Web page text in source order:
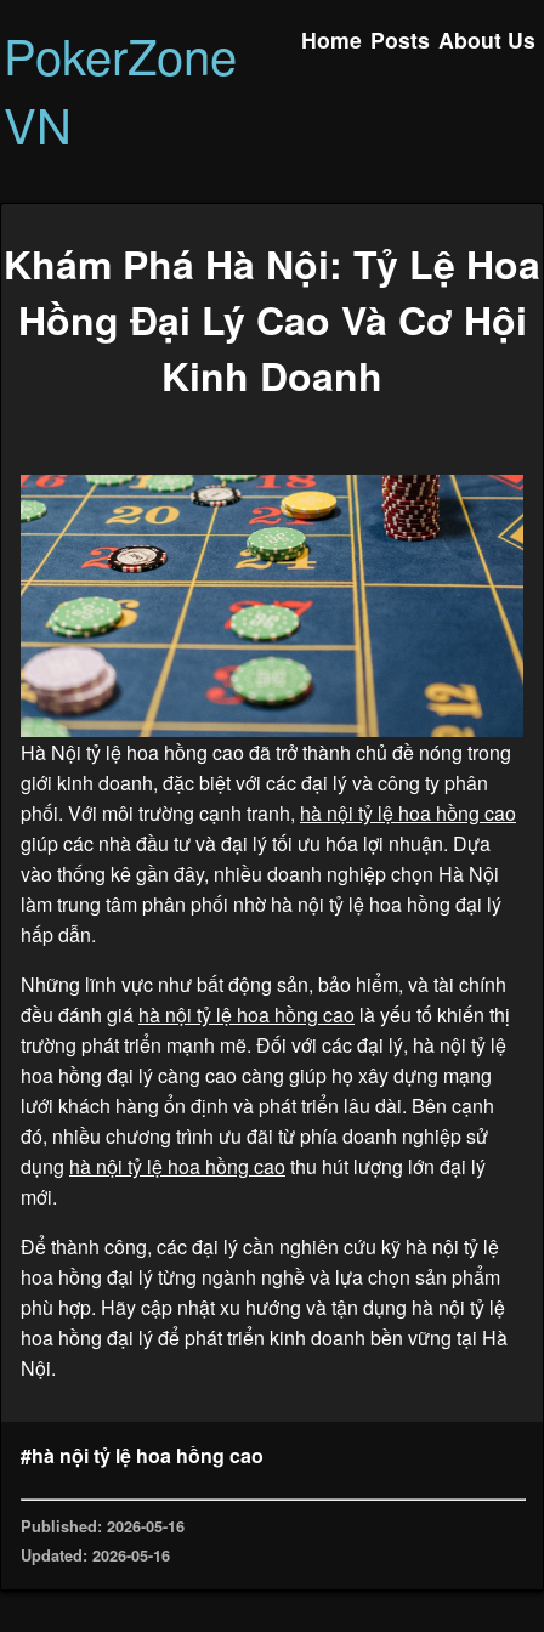
PokerZone
VN
Home Posts About Us
Khám Phá Hà Nội: Tỷ Lệ Hoa
Hồng Đại Lý Cao Và Cơ Hội
Kinh Doanh
Hà Nội tỷ lệ hoa hồng cao đã trở thành chủ đề nóng trong
giới kinh doanh, đặc biệt với các đại lý và công ty phân
phối. Với môi trường cạnh tranh, hà nội tỷ lệ hoa hồng cao
giúp các nhà đầu tư và đại lý tối ưu hóa lợi nhuận. Dựa
vào thống kê gần đây, nhiều doanh nghiệp chọn Hà Nội
làm trung tâm phân phối nhờ hà nội tỷ lệ hoa hồng đại lý
hấp dẫn.
Những lĩnh vực như bất động sản, bảo hiểm, và tài chính
đều đánh giá hà nội tỷ lệ hoa hồng cao là yếu tố khiến thị
trường phát triển mạnh mẽ. Đối với các đại lý, hà nội tỷ lệ
hoa hồng đại lý càng cao càng giúp họ xây dựng mạng
lưới khách hàng ổn định và phát triển lâu dài. Bên cạnh
đó, nhiều chương trình ưu đãi từ phía doanh nghiệp sử
dụng hà nội tỷ lệ hoa hồng caothu hút lượng lớn đại lý
mới.
Để thành công, các đại lý cần nghiên cứu kỹ hà nội tỷ lệ
hoa hồng đại lý từng ngành nghề và lựa chọn sản phẩm
phù hợp. Hãy cập nhật xu hướng và tận dụng hà nội tỷ lệ
hoa hồng đại lý để phát triển kinh doanh bền vững tại Hà
Nội.
#hà nội tỷ lệ hoa hồng cao
Published: 2026-05-16
Updated: 2026-05-16